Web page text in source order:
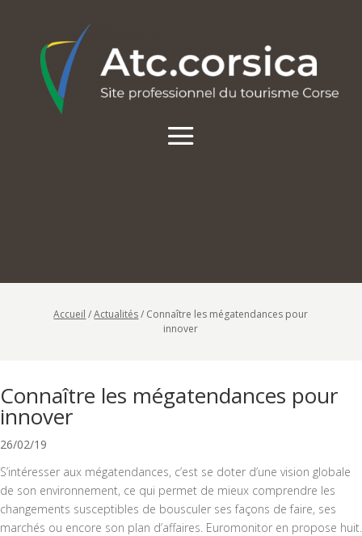
Accueil /Actualités/ Connaître les mégatendances pour
innover
Connaître les mégatendances pour
innover
26/02/19
S’intéresser aux mégatendances, c’est se doter d’une vision globale
de son environnement, ce qui permet de mieux comprendre les
changements susceptibles de bousculer ses façons de faire, ses
marchés ou encore son plan d’affaires. Euromonitor en propose huit.